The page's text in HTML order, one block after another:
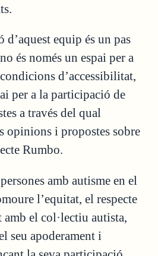
d’aquest equip és un pas
és només un espai per a
d’accessibilitat,
per a la participació de
a través del qual
opinions i propostes sobre
Rumbo.
amb autisme en el
l’equitat, el respecte
el col·lectiu autista,
seu apoderament i